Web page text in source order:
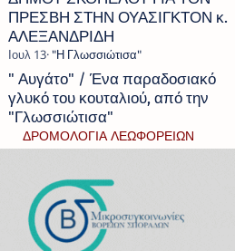
ΠΡΕΣΒΗ ΣΤΗΝ ΟΥΑΣΙΓΚΤΟΝ κ.
ΑΛΕΞΑΝΔΡΙΔΗ
" Αυγάτο" / Ένα παραδοσιακό
γλυκό του κουταλιού, από την
"Γλωσσιώτισα"
ΔΡΟΜΟΛΟΓΙΑ ΛΕΩΦΟΡΕΙΩΝ